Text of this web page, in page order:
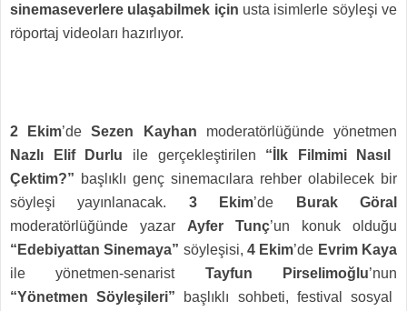
sinemaseverlere ulaşabilmek için usta isimlerle söyleşi ve
röportaj videoları hazırlıyor.
2 Ekim’deSezen Kayhan moderatörlüğünde yönetmen
Nazlı Elif Durlu ile gerçekleştirilen “İlk Filmimi Nasıl
Çektim?” başlıklı genç sinemacılara rehber olabilecek bir
söyleşi yayınlanacak. 3 Ekim’de Burak Göral
moderatörlüğünde yazar Ayfer Tunç’un konuk olduğu
“Edebiyattan Sinemaya” söyleşisi, 4 Ekim’de Evrim Kaya
ile yönetmen-senaristTayfun Pirselimoğlu’nun
“Yönetmen Söyleşileri” başlıklı sohbeti, festival sosyal